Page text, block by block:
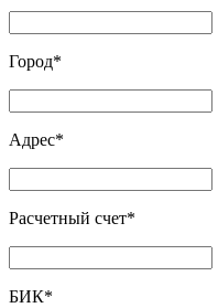
Город*
Адрес*
Расчетный счет*
БИК*